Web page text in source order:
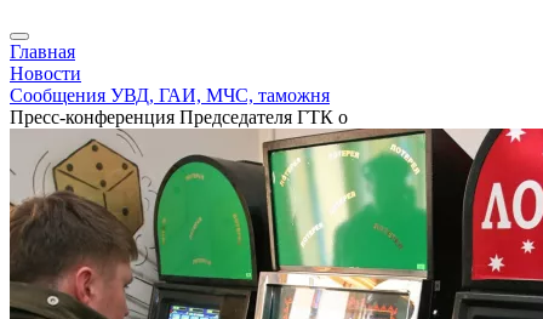
Главная
Новости
Сообщения УВД, ГАИ, МЧС, таможня
Пресс-конференция Председателя ГТК о